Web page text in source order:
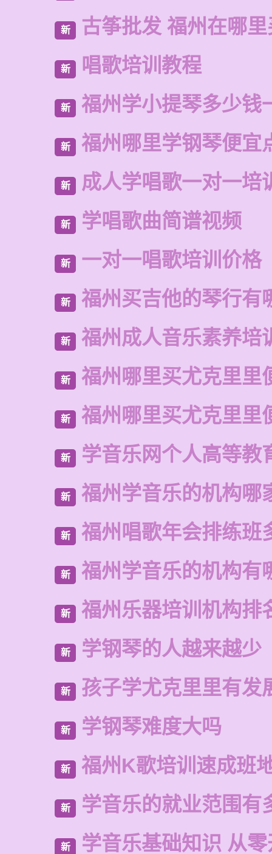
新 古筝批发 福州在哪
新 唱歌培训教程
新 福州学小提琴多少钱
新 福州哪里学钢琴便宜
新 成人学唱歌一对一培
新 学唱歌曲简谱视频
新 一对一唱歌培训价格
新 福州买吉他的琴行有
新 福州成人音乐素养培
新 福州哪里买尤克里里
新 福州哪里买尤克里里
新 学音乐网个人高等教
新 福州学音乐的机构哪
新 福州唱歌年会排练班
新 福州学音乐的机构有
新 福州乐器培训机构排
新 学钢琴的人越来越少
新 孩子学尤克里里有发
新 学钢琴难度大吗
新 福州K歌培训速成班
新 学音乐的就业范围有
新 学音乐基础知识 从